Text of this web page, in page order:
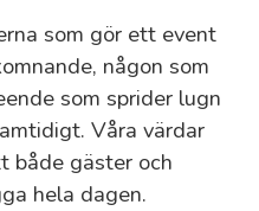
som gör ett event
någon som
som sprider lugn
Våra värdar
både gäster och
hela dagen.